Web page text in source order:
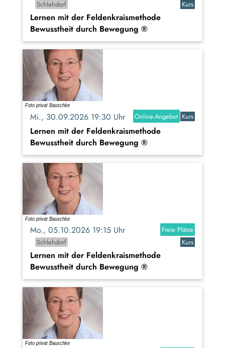
Schlehdorf
Kurs
Lernen mit der Feldenkraismethode
Bewusstheit durch Bewegung ®
Mi., 30.09.2026 19:30 Uhr Online-Angebot Kurs
Lernen mit der Feldenkraismethode
Bewusstheit durch Bewegung ®
Mo., 05.10.2026 19:15 Uhr
Freie Plätze
Schlehdorf
Kurs
Lernen mit der Feldenkraismethode
Bewusstheit durch Bewegung ®